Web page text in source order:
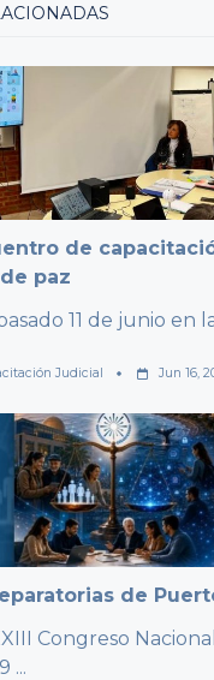
de
paz
11 de junio en
Judicial Jun 16,
de
Congreso
...